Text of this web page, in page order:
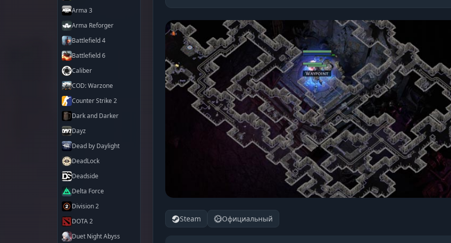
Arma 3
Arma Reforger
Battlefield 4
Battlefield 6
Caliber
COD: Warzone
Counter Strike 2
Dark and Darker
Dayz
Dead by Daylight
DeadLock
Deadside
Delta Force
Division 2
DOTA 2
Duet Night Abyss
Steam Официальный